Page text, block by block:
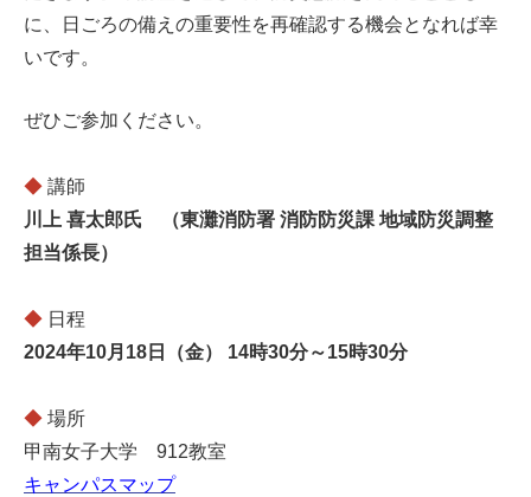
に、日ごろの備えの重要性を再確認する機会となれば幸
いです。
ぜひご参加ください。
◆ 講師
川上 喜太郎氏 （東灘消防署 消防防災課 地域防災調整
担当係長）
◆ 日程
2024年10月18日（金） 14時30分～15時30分
◆ 場所
甲南女子大学 912教室
キャンパスマップ